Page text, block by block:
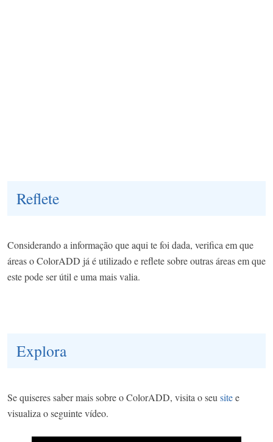
Reflete
Considerando a informação que aqui te foi dada, verifica em que
áreas o ColorADD já é utilizado e reflete sobre outras áreas em que
este pode ser útil e uma mais valia.
Explora
Se quiseres saber mais sobre o ColorADD, visita o seu sitee
visualiza o seguinte vídeo.